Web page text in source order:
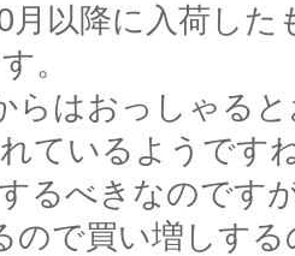
月以降に入荷した
。
らはおっしゃる
ているようです
るべきなのです
ので買い増しす